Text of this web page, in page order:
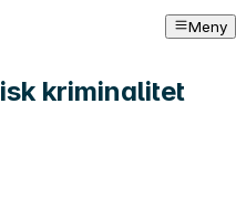
Meny
kriminalitet